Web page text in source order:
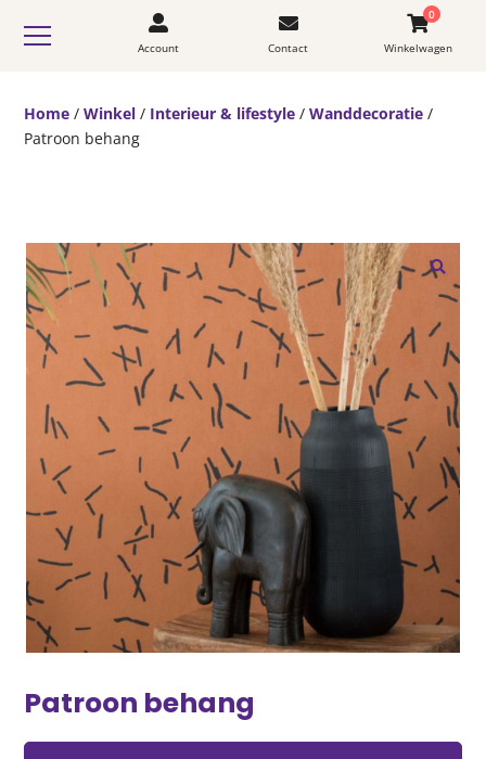
Account Contact
0
Winkelwagen
Home /Winkel / Interieur & lifestyle /Wanddecoratie /
Patroon behang
🔍
Patroon behang